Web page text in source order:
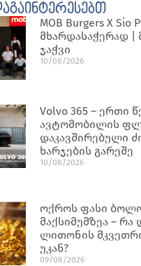
MOB Burgers X
მხარდასაჭერად |
ჯაჭვი
10/08/2026
Volvo 365 – ერთი
ავტომობილის
დაკავშირებული
ხარჯების გარეშე
10/08/2026
ოქროს ფასი
მაქსიმუმზეა – რა
ლითონის
უკან?
09/08/2026